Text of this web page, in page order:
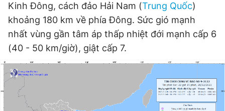
Đọc Thanh Niên trên điện thoại
Theo dõi báo trên
Kinh Đông, cách đảo Hải Nam (Trung Quốc)
khoảng 180 km về phía Đông. Sức gió mạnh
nhất vùng gần tâm áp thấp nhiệt đới mạnh cấp 6
(40 - 50 km/giờ), giật cấp 7.